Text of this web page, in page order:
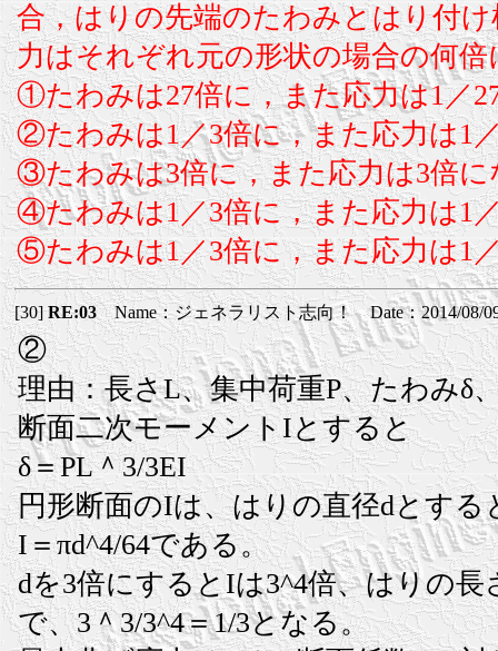
合，はりの先端のたわみとはり付
力はそれぞれ元の形状の場合の何
①たわみは27倍に，また応力は1／
②たわみは1／3倍に，また応力は1
③たわみは3倍に，また応力は3倍に
④たわみは1／3倍に，また応力は1
⑤たわみは1／3倍に，また応力は1
[30]RE:03Name：ジェネラリスト志向！ Date：2014/08/
②
理由：長さL、集中荷重P、たわみδ
断面二次モーメントIとすると
δ＝PL＾3/3EI
円形断面のIは、はりの直径dとする
I＝πd^4/64である。
dを3倍にするとIは3^4倍、はりの長
で、3＾3/3^4＝1/3となる。